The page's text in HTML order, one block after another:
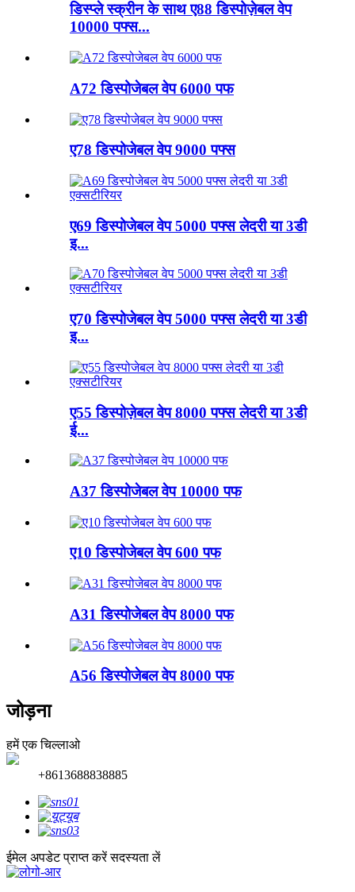
डिस्प्ले स्क्रीन के साथ ए88 डिस्पोज़ेबल वेप
10000 पफ्स...
A72 डिस्पोजेबल वेप 6000 पफ
ए78 डिस्पोजेबल वेप 9000 पफ्स
ए69 डिस्पोजेबल वेप 5000 पफ्स लेदरी या 3डी
इ...
ए70 डिस्पोजेबल वेप 5000 पफ्स लेदरी या 3डी
इ...
ए55 डिस्पोज़ेबल वेप 8000 पफ्स लेदरी या 3डी
ई...
A37 डिस्पोजेबल वेप 10000 पफ
ए10 डिस्पोजेबल वेप 600 पफ
A31 डिस्पोजेबल वेप 8000 पफ
A56 डिस्पोजेबल वेप 8000 पफ
जोड़ना
हमें एक चिल्लाओ
+8613688838885
ईमेल अपडेट प्राप्त करें सदस्यता लें